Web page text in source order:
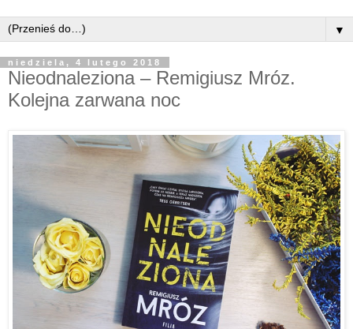
▼
niedziela, 4 lutego 2018
Nieodnaleziona – Remigiusz Mróz.
Kolejna zarwana noc